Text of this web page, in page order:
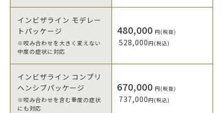
インビザライン モデレー
トパッケージ
※咬み合わせを大きく変えない
中度の症状に対応
480,000 円(税抜)
528,000円(税込)
インビザライン コンプリ
ヘンシブパッケージ
※咬み合わせを含む重度の症状
にも対応
670,000 円(税抜)
737,000円(税込)